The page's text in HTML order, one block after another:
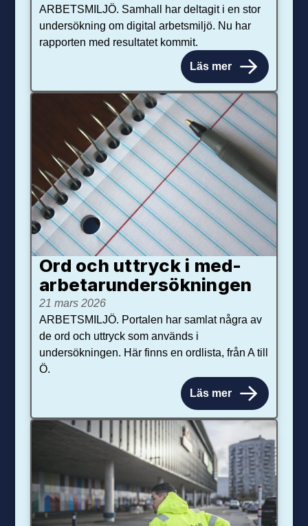
ARBETSMILJÖ. Samhall har deltagit i en stor
undersökning om digital arbetsmiljö. Nu har
rapporten med resultatet kommit.
Läs mer
Ord och uttryck i med­­
arbetar­­under­sökningen
21 mars 2026
ARBETSMILJÖ. Portalen har samlat några av
de ord och uttryck som används i
undersökningen. Här finns en ordlista, från A till
Ö.
Läs mer